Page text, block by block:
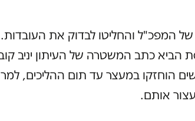
המפכ"ל והחליטו לבדוק את
כתב המשטרה של העיתון יניב
הוחזקו במעצר עד תום ההליכים,
אותם.